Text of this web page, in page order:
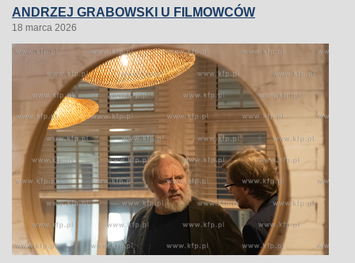
ANDRZEJ GRABOWSKI U FILMOWCÓW
18 marca 2026